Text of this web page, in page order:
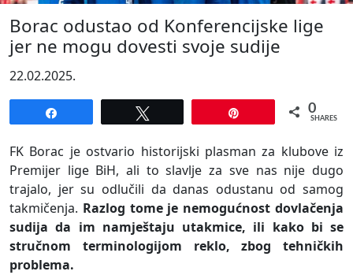
Borac odustao od Konferencijske lige
jer ne mogu dovesti svoje sudije
22.02.2025.
0
SHARES
FK Borac je ostvario historijski plasman za klubove iz
Premijer lige BiH, ali to slavlje za sve nas nije dugo
trajalo, jer su odlučili da danas odustanu od samog
takmičenja. Razlog tome je nemogućnost dovlačenja
sudija da im namještaju utakmice, ili kako bi se
stručnom terminologijom reklo, zbog tehničkih
problema.